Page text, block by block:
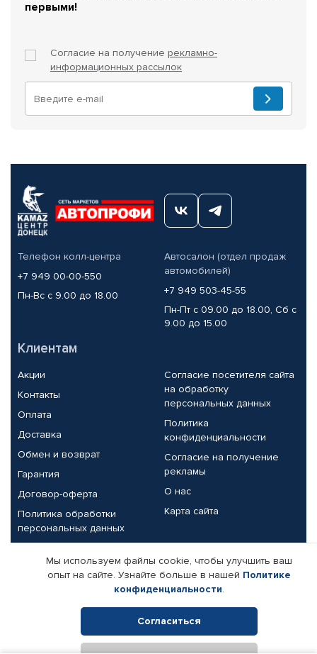
первыми!
Согласие на получение рекламно-
информационных рассылок
Телефон колл-центра
+7 949 00-00-550
Пн-Вс с 9.00 до 18.00
Автосалон (отдел продаж
автомобилей)
+7 949 503-45-55
Пн-Пт с 09.00 до 18.00, Сб с
9.00 до 15.00
Клиентам
Акции
Контакты
Оплата
Доставка
Обмен и возврат
Гарантия
Договор-оферта
Политика обработки
персональных данных
Согласие посетителя сайта
на обработку
персональных данных
Политика
конфиденциальности
Согласие на получение
рекламы
О нас
Карта сайта
Партнерам
Корпоративным клиентам
Поставщикам
Реквизиты компании
Мы используем файлы cookie, чтобы улучшить ваш
опыт на сайте. Узнайте больше в нашей Политике
конфиденциальности.
Согласиться